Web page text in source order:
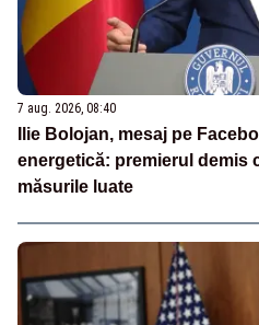
7 aug. 2026, 08:40
Ilie Bolojan, mesaj pe
energetică: premierul demis
măsurile luate